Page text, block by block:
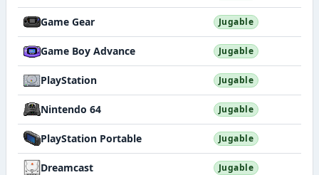
Game Gear Jugable
Game Boy Advance Jugable
PlayStation Jugable
Nintendo 64 Jugable
PlayStation Portable Jugable
Dreamcast Jugable